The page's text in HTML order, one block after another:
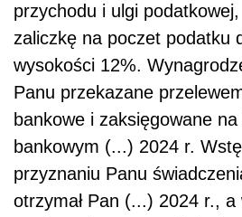
przychodu i ulgi
zaliczkę na poczet podatku
wysokości 12%.
Panu przekazane
bankowe i zaksięgowane
bankowym (...) 2024 r.
przyznaniu Panu
otrzymał Pan (...) 2024 r.,